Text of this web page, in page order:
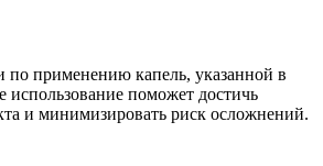
по применению капель, указанной в
использование поможет достичь
и минимизировать риск осложнений.